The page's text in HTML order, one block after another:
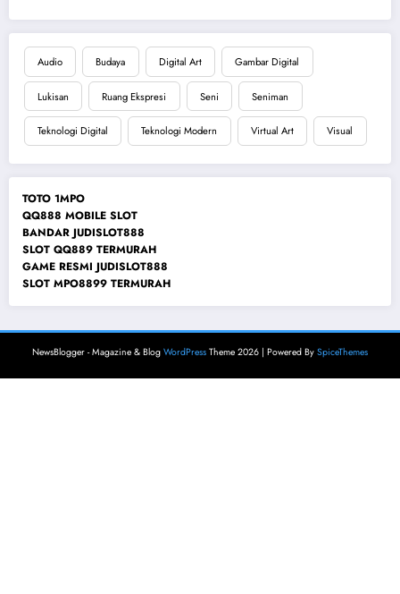
Audio Budaya Digital Art Gambar Digital
Lukisan Ruang Ekspresi Seni Seniman
Teknologi Digital Teknologi Modern Virtual Art Visual
TOTO 1MPO
QQ888 MOBILE SLOT
BANDAR JUDISLOT888
SLOT QQ889 TERMURAH
GAME RESMI JUDISLOT888
SLOT MPO8899 TERMURAH
NewsBlogger - Magazine & Blog WordPress Theme 2026 | Powered By SpiceThemes